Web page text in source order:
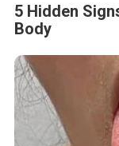
5 Hidden
Body